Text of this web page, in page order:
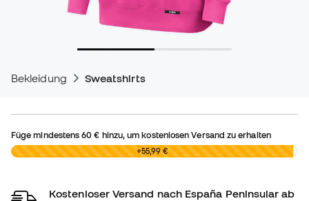
Bekleidung Sweatshirts
Füge mindestens60 € hinzu, um kostenlosen Versand zu erhalten
0,00 € +55,99 €
Kostenloser Versand nach España Peninsular ab